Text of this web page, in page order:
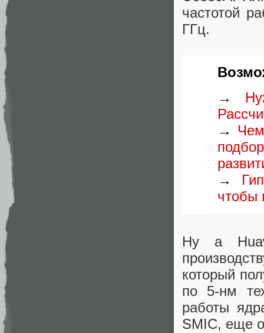
частотой
ГГц.
→
→
→
чтобы
Ну а
который
по 5-нм
работы
SMIC, еще